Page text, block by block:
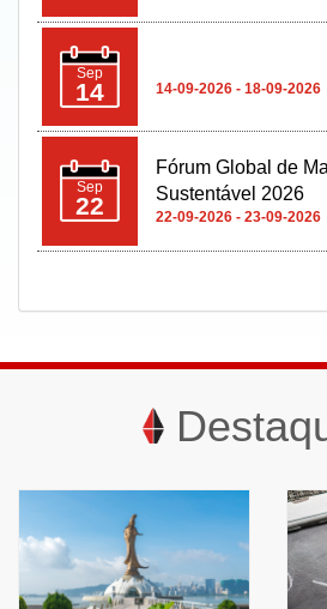
Sep
14 14-09-2026 - 18-09-2026
Sep
22
Fórum Global de
Sustentável 2026
22-09-2026 - 23-09-2026